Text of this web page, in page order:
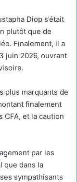
Diop s’était
plutôt que de
Finalement, il a
juin 2026, ouvrant
plus marquants de
finalement
CFA, et la caution
par les
que dans la
sympathisants